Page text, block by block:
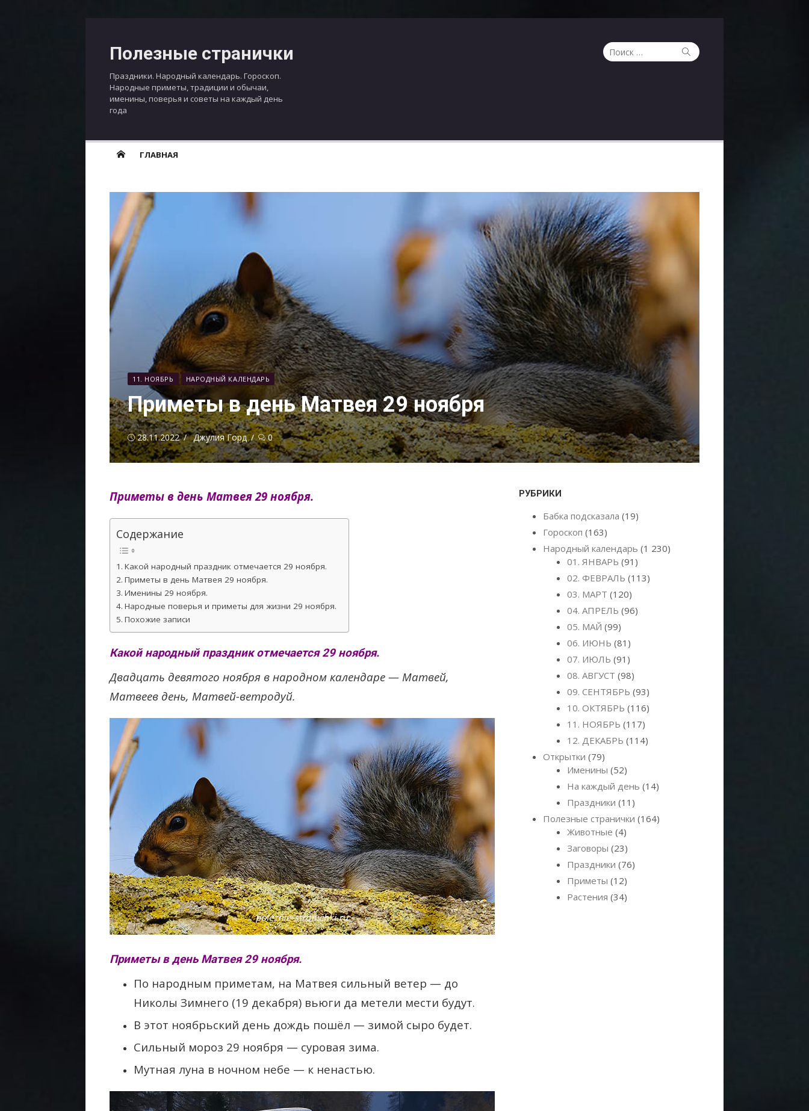
Полезные странички
Праздники. Народный календарь. Гороскоп.
Народные приметы, традиции и обычаи,
именины, поверья и советы на каждый день
года
Поиск
по:
Поиск
ГЛАВНАЯ
11. НОЯБРЬ НАРОДНЫЙ КАЛЕНДАРЬ
Приметы в день Матвея 29 ноября
Опубликовано
28.11.2022 Автор
Джулия Горд 0
Приметы в день Матвея 29 ноября.
Содержание
Какой народный праздник отмечается 29 ноября.
Приметы в день Матвея 29 ноября.
Именины 29 ноября.
Народные поверья и приметы для жизни 29 ноября.
Похожие записи
Какой народный праздник отмечается 29 ноября.
Двадцать девятого ноября в народном календаре — Матвей,
Матвеев день, Матвей-ветродуй.
Приметы в день Матвея 29 ноября.
По народным приметам, на Матвея сильный ветер — до
Николы Зимнего (19 декабря) вьюги да метели мести будут.
В этот ноябрьский день дождь пошёл — зимой сыро будет.
Сильный мороз 29 ноября — суровая зима.
Мутная луна в ночном небе — к ненастью.
РУБРИКИ
Бабка подсказала (19)
Гороскоп (163)
Народный календарь (1 230)
01. ЯНВАРЬ (91)
02. ФЕВРАЛЬ (113)
03. МАРТ (120)
04. АПРЕЛЬ (96)
05. МАЙ (99)
06. ИЮНЬ (81)
07. ИЮЛЬ (91)
08. АВГУСТ (98)
09. СЕНТЯБРЬ (93)
10. ОКТЯБРЬ (116)
11. НОЯБРЬ (117)
12. ДЕКАБРЬ (114)
Открытки (79)
Именины (52)
На каждый день (14)
Праздники (11)
Полезные странички (164)
Животные (4)
Заговоры (23)
Праздники (76)
Приметы (12)
Растения (34)